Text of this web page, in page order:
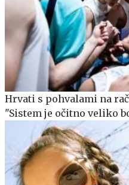
Hrvati s pohvalami na
"Sistem je očitno veliko